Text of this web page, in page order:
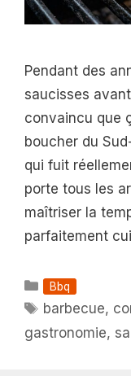
Pendant des
saucisses
convaincu que
boucher du
qui fuit
porte tous les
maîtriser la
parfaitement
Catégories
Bbq
Étiquettes
barbecue,
gastronomie,